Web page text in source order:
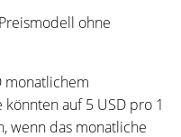
ohne
monatlichem
auf 5 USD pro 1
wenn das monatliche